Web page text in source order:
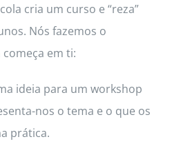
cria um curso e “reza”
Nós fazemos o
em ti:
ideia para um workshop
nos o tema e o que os
prática.